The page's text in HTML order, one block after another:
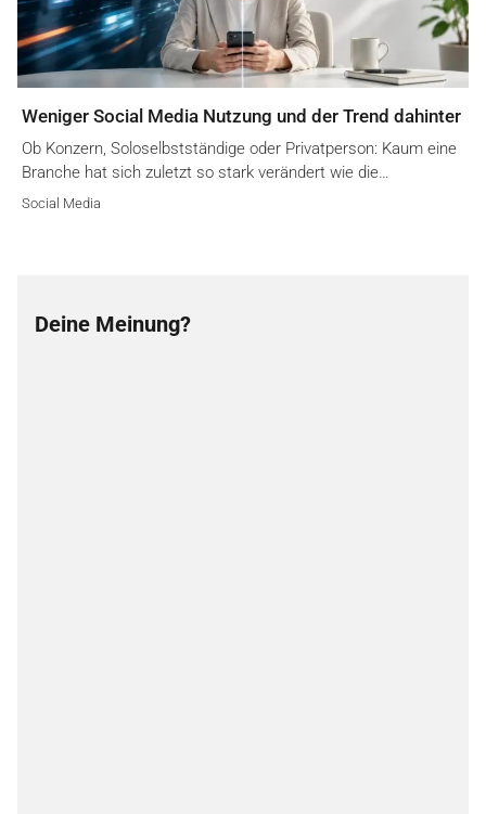
Weniger Social Media Nutzung und der Trend dahinter
Ob Konzern, Soloselbstständige oder Privatperson: Kaum eine
Branche hat sich zuletzt so stark verändert wie die…
Social Media
Deine Meinung?